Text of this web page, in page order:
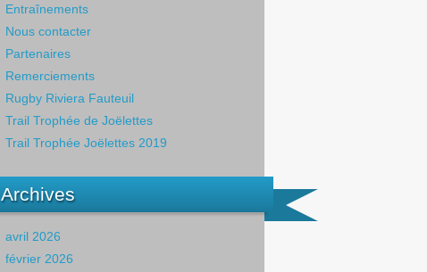
Entraînements
Nous contacter
Partenaires
Remerciements
Rugby Riviera Fauteuil
Trail Trophée de Joëlettes
Trail Trophée Joëlettes 2019
Archives
avril 2026
février 2026